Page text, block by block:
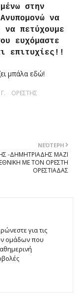
στην
να
να πετύχουμε
ευχόμαστε
επιτυχίες!!
μπάλα εδώ!
ΟΡΕΣΤΗΣ
ΝΕΌΤΕΡΗ
-ΔΗΜΗΤΡΙΑΔΗΣ ΜΑΖΙ
ΜΕ ΤΟΝ ΟΡΕΣΤΗ
ΟΡΕΣΤΙΑΔΑΣ
για τις
ομάδων που